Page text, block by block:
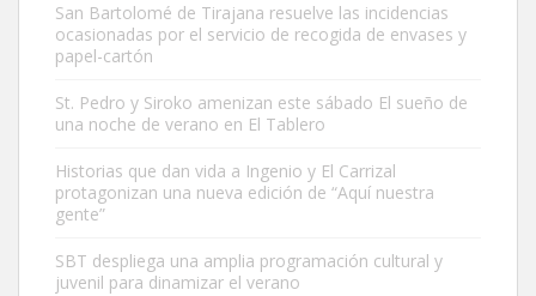
Busco adopción responsable para mi perra. Pastor alemán,
hembra, 4 años. Por motivos personales ...
Leales.org » Gran Canaria
San Bartolomé de Tirajana resuelve las incidencias
ocasionadas por el servicio de recogida de envases y
papel-cartón
St. Pedro y Siroko amenizan este sábado El sueño de
una noche de verano en El Tablero
Historias que dan vida a Ingenio y El Carrizal
protagonizan una nueva edición de “Aquí nuestra
gente”
SBT despliega una amplia programación cultural y
juvenil para dinamizar el verano